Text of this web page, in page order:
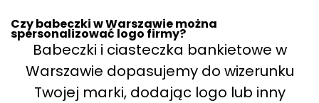
Czy babeczki w Warszawie można
spersonalizować logo firmy?
Babeczki i ciasteczka bankietowe w
Warszawie dopasujemy do wizerunku
Twojej marki, dodając logo lub inny